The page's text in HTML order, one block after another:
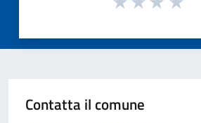
Contatta il comune